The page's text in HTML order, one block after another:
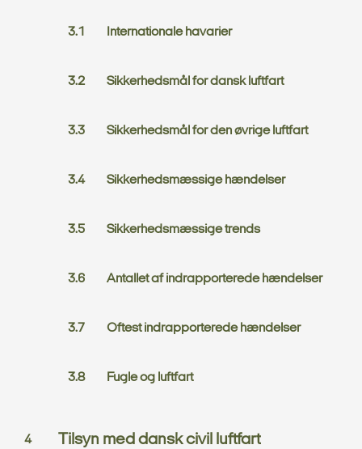
Internationale havarier
Sikkerhedsmål for dansk luftfart
Sikkerhedsmål for den øvrige luftfart
Sikkerhedsmæssige hændelser
Sikkerhedsmæssige trends
Antallet af indrapporterede hændelser
Oftest indrapporterede hændelser
Fugle og luftfart
Tilsyn med dansk civil luftfart